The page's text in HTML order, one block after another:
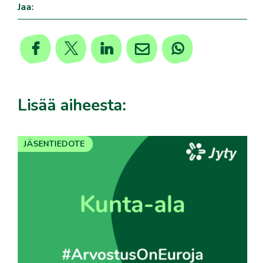
Jaa:
Lisää aiheesta:
JÄSENTIEDOTE